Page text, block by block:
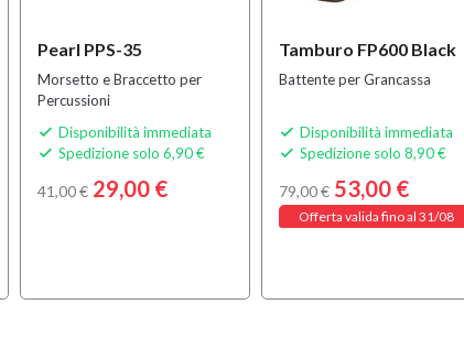
Pearl PPS-35
Morsetto e Braccetto per
Percussioni
 Disponibilità immediata
 Spedizione solo 6,90 €
41,00 € 29,00 €
Tamburo FP600 Black
Battente per Grancassa
 Disponibilità immediata
 Spedizione solo 8,90 €
79,00 € 53,00 €
Offerta valida fino al 31/08